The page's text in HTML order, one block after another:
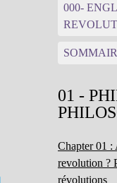
000-
01 -
Chapter 01
revolution ?
révolutions